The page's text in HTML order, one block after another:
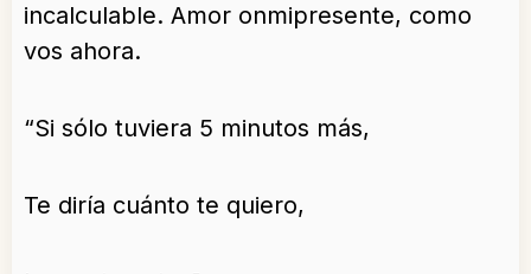
incalculable. Amor onmipresente, como
vos ahora.
“Si sólo tuviera 5 minutos más,
Te diría cuánto te quiero,